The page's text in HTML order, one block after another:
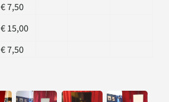
€ 7,50
€ 15,00
€ 7,50